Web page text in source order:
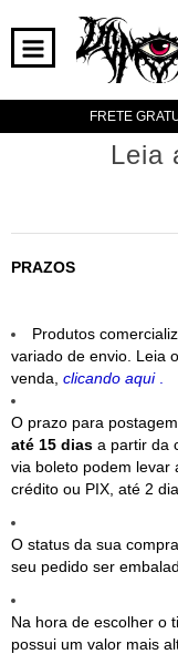
FRETE
Leia
PRAZOS
Produtos
variado de envio. Leia
venda, clicando aqui.
O prazo para
até 15 dias a partir da
via boleto podem levar
crédito ou PIX, até 2
O status da sua
seu pedido ser
Na hora de escolher o
possui um valor mais